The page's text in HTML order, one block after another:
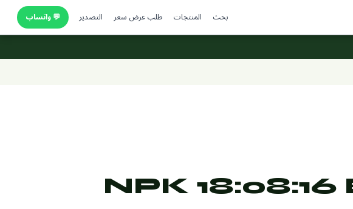
بحث المنتجات طلب عرض سعر التصدير
💬 واتساب
NPK